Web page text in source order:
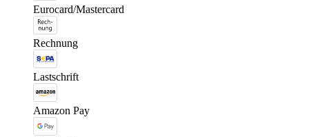
Eurocard/Mastercard
Rechnung
Lastschrift
Amazon Pay